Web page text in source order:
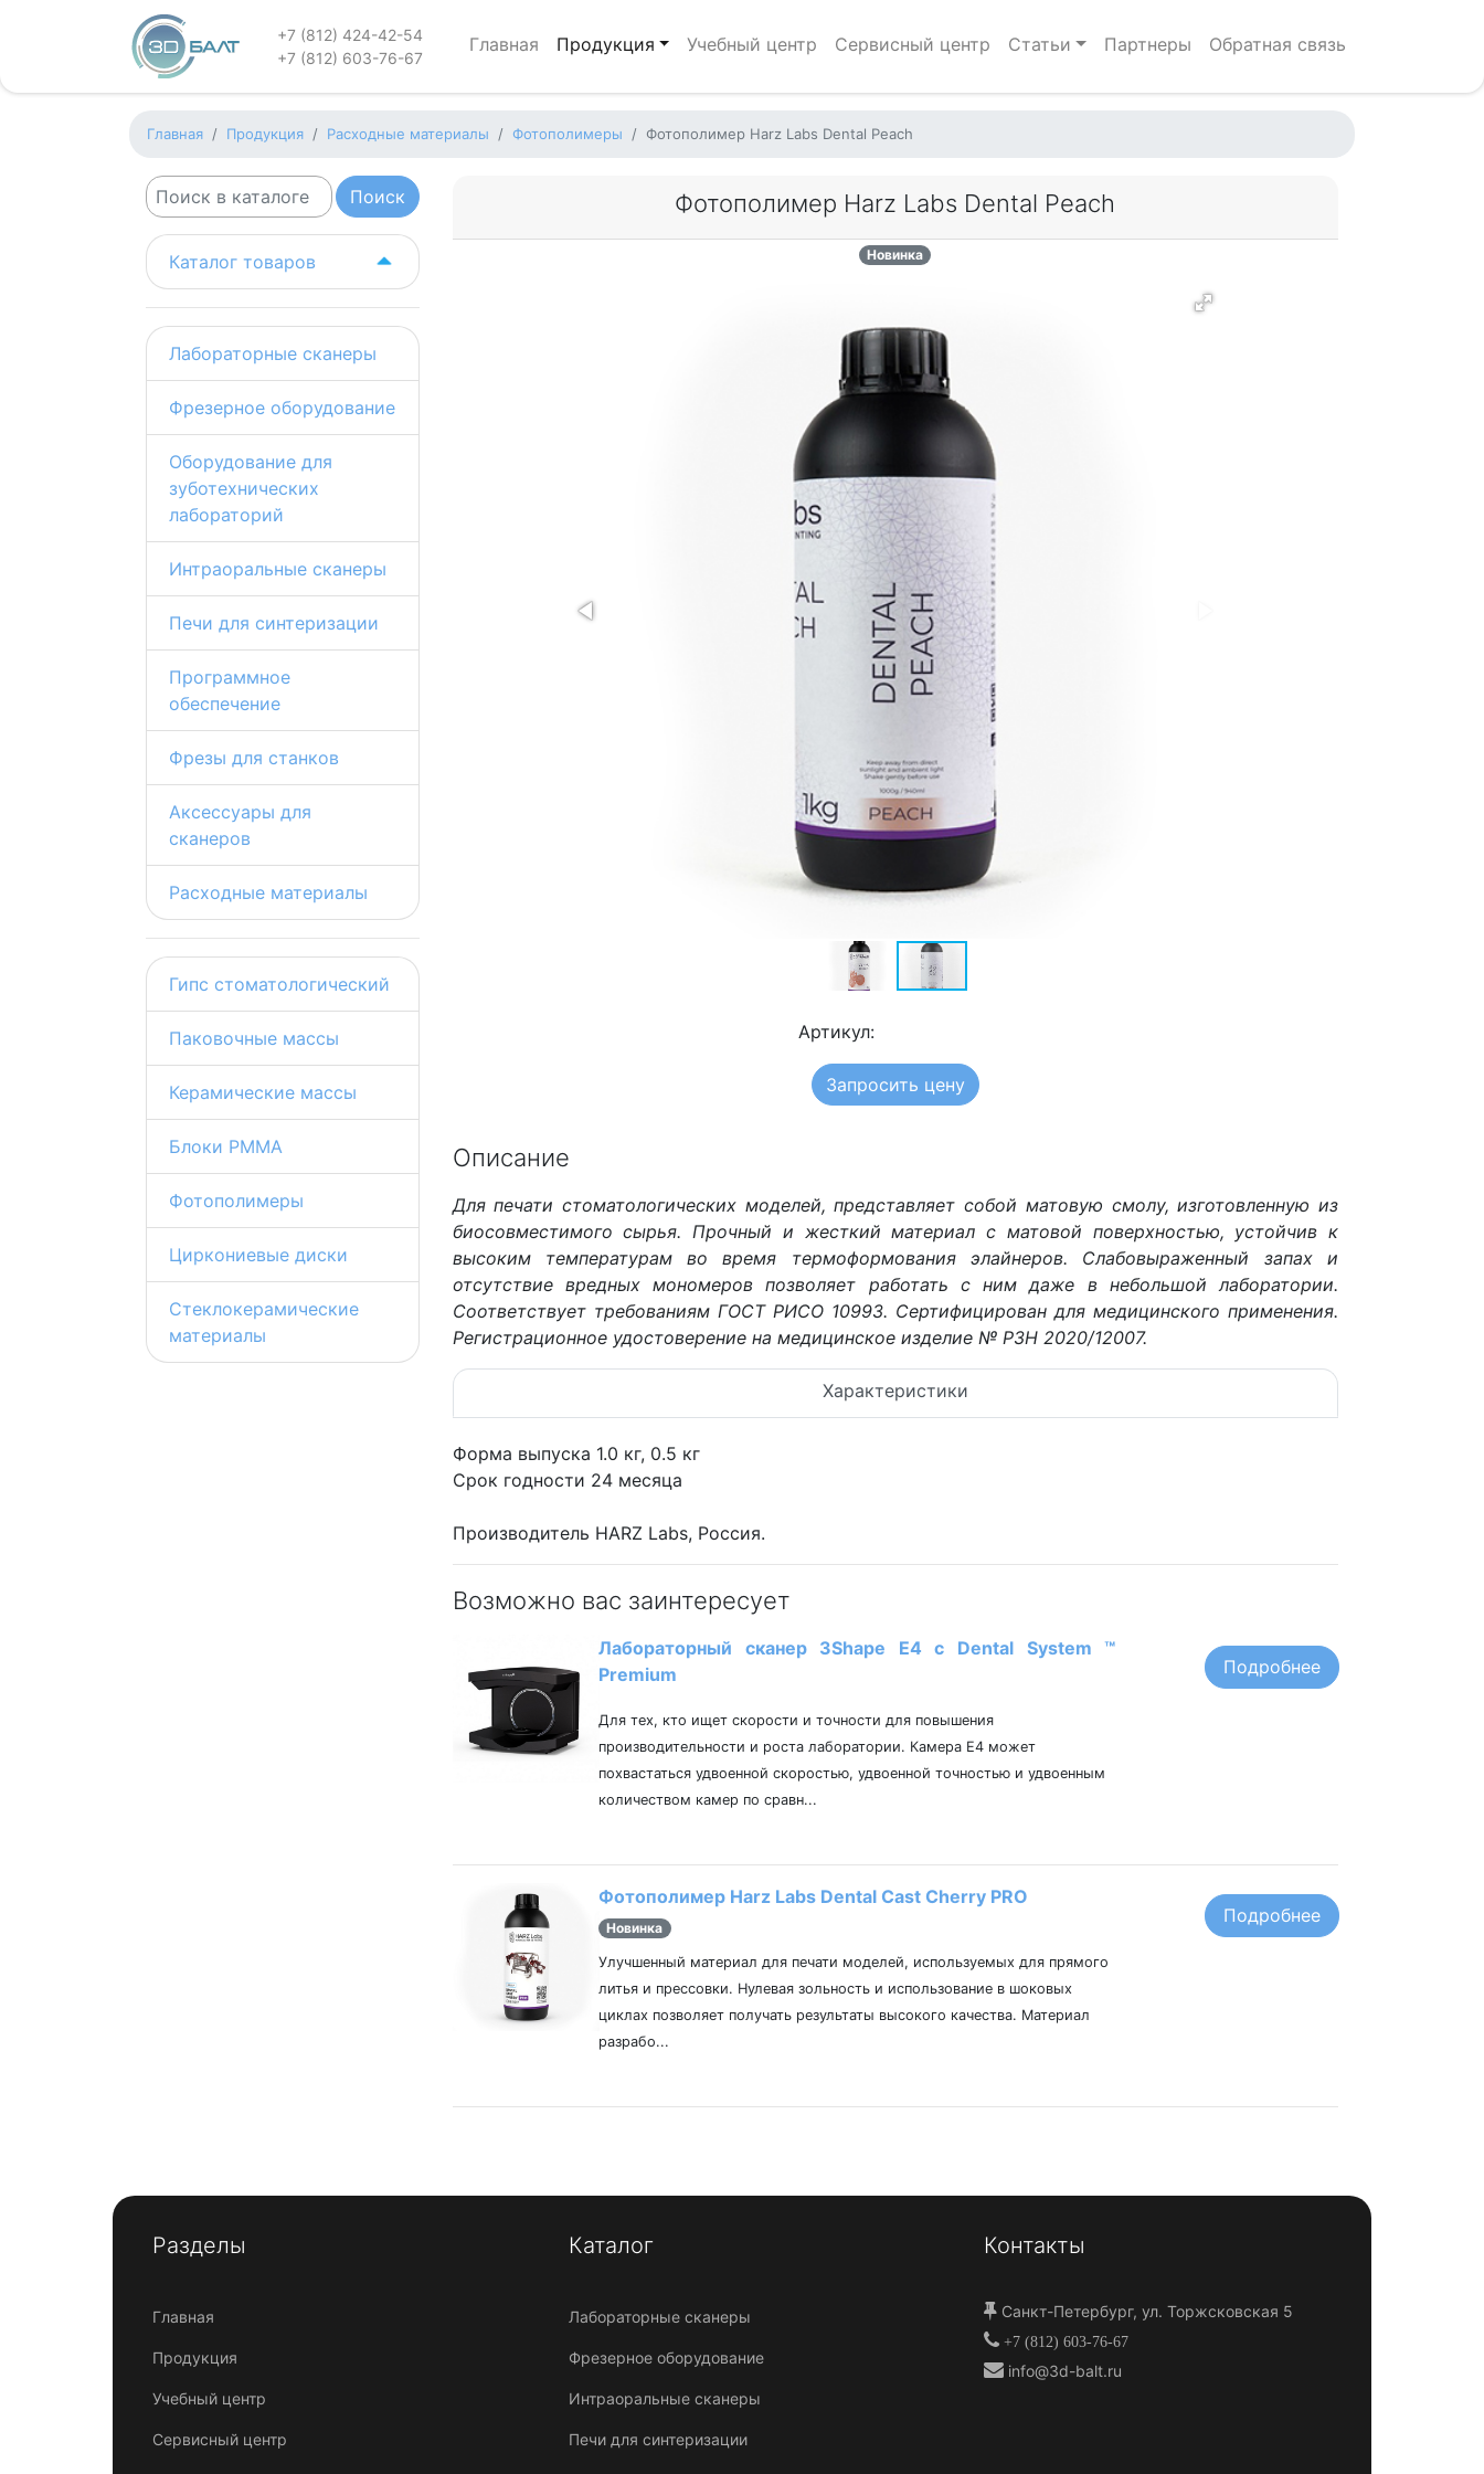
+7 (812) 424-42-54
+7 (812) 603-76-67
Главная Продукция Учебный центр Сервисный центр Статьи Партнеры Обратная связь
Главная Продукция Расходные материалы Фотополимеры Фотополимер Harz Labs Dental Peach
Каталог товаров
Лабораторные сканеры
Фрезерное оборудование
Оборудование для
зуботехнических
лабораторий
Интраоральные сканеры
Печи для синтеризации
Программное
обеспечение
Фрезы для станков
Аксессуары для
сканеров
Расходные материалы
Гипс стоматологический
Паковочные массы
Керамические массы
Блоки PMMA
Фотополимеры
Циркониевые диски
Стеклокерамические
материалы
Фотополимер Harz Labs Dental Peach
Новинка
Артикул:
Запросить цену
Описание
Для печати стоматологических моделей, представляет собой матовую смолу, изготовленную из
биосовместимого сырья. Прочный и жесткий материал с матовой поверхностью, устойчив к
высоким температурам во время термоформования элайнеров. Слабовыраженный запах и
отсутствие вредных мономеров позволяет работать с ним даже в небольшой лаборатории.
Соответствует требованиям ГОСТ РИСО 10993. Сертифицирован для медицинского применения.
Регистрационное удостоверение на медицинское изделие № РЗН 2020/12007.
Характеристики
Форма выпуска 1.0 кг, 0.5 кг
Срок годности 24 месяца
Производитель HARZ Labs, Россия.
Возможно вас заинтересует
Лабораторный сканер 3Shape Е4 с Dental System ™
Premium
Для тех, кто ищет скорости и точности для повышения
производительности и роста лаборатории. Камера E4 может
похвастаться удвоенной скоростью, удвоенной точностью и удвоенным
количеством камер по сравн...
Подробнее
Фотополимер Harz Labs Dental Cast Cherry PRO
Новинка
Улучшенный материал для печати моделей, используемых для прямого
литья и прессовки. Нулевая зольность и использование в шоковых
циклах позволяет получать результаты высокого качества. Материал
разрабо...
Подробнее
Разделы
Главная
Продукция
Учебный центр
Сервисный центр
Каталог
Лабораторные сканеры
Фрезерное оборудование
Интраоральные сканеры
Печи для синтеризации
Контакты
Санкт-Петербург, ул. Торжсковская 5
+7 (812) 603-76-67
info@3d-balt.ru